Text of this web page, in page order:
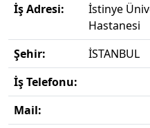
İş Adresi:
İstinye
Hastanesi
Şehir:
İSTANBUL
İş Telefonu:
Mail: